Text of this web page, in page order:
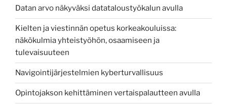
Datan arvo näkyväksi datataloustyökalun avulla
Kielten ja viestinnän opetus korkeakouluissa:
näkökulmia yhteistyöhön, osaamiseen ja
tulevaisuuteen
Navigointijärjestelmien kyberturvallisuus
Opintojakson kehittäminen vertaispalautteen avulla